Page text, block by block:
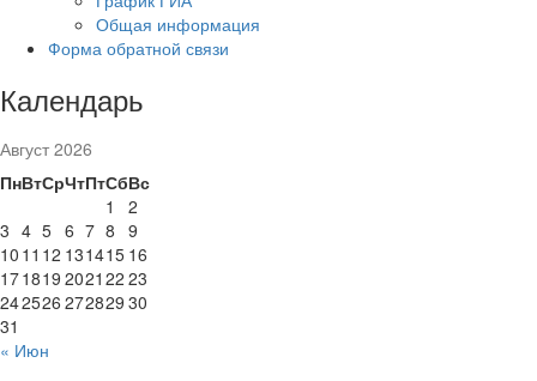
Общая информация
Форма обратной связи
Календарь
Август 2026
ПнВтСрЧтПтСбВс
1
2
3 4 5 6 7 8 9
10 11 12 131415 16
171819 2021 22 23
242526 272829 30
31
« Июн